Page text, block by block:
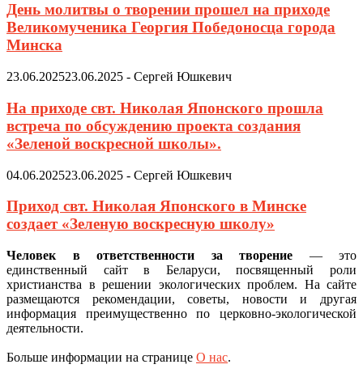
День молитвы о творении прошел на приходе
Великомученика Георгия Победоносца города
Минска
23.06.202523.06.2025 - Сергей Юшкевич
На приходе свт. Николая Японского прошла
встреча по обсуждению проекта создания
«Зеленой воскресной школы».
04.06.202523.06.2025 - Сергей Юшкевич
Приход свт. Николая Японского в Минске
создает «Зеленую воскресную школу»
Человек в ответственности за творение — это
единственный сайт в Беларуси, посвященный роли
христианства в решении экологических проблем. На сайте
размещаются рекомендации, советы, новости и другая
информация преимущественно по церковно-экологической
деятельности.
Больше информации на странице О нас.